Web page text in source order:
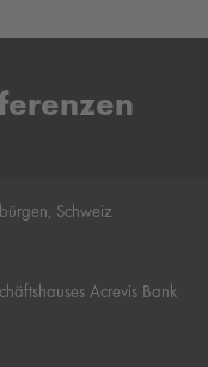
Schweiz
Acrevis Bank